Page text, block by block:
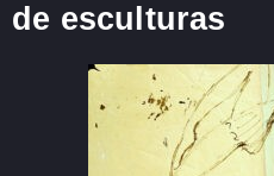
de esculturas